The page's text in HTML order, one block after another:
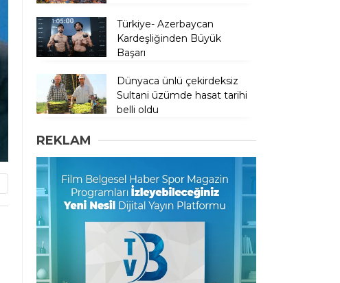
Türkiye- Azerbaycan
Kardeşliğinden Büyük
Başarı
Dünyaca ünlü çekirdeksiz
Sultani üzümde hasat tarihi
belli oldu
REKLAM